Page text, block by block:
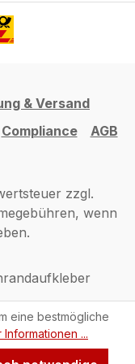
& Versand
Compliance AGB
zzgl.
wenn
eine bestmögliche
Informationen ...